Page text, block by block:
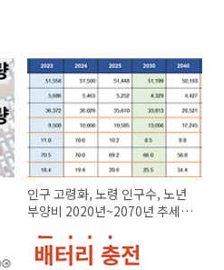
인구 고령화, 노령 인구수, 노년
부양비 2020년~2070년 추세보